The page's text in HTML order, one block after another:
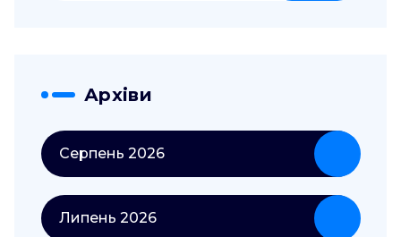
Архіви
Серпень 2026
Липень 2026